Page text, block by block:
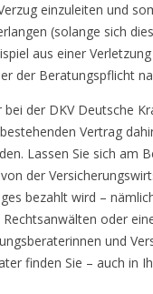
einzuleiten und
(solange sich
aus einer
der Beratungspflicht
der DKV Deutsche
Vertrag
Lassen Sie sich am
der
bezahlt wird –
oder
und
finden Sie – auch in